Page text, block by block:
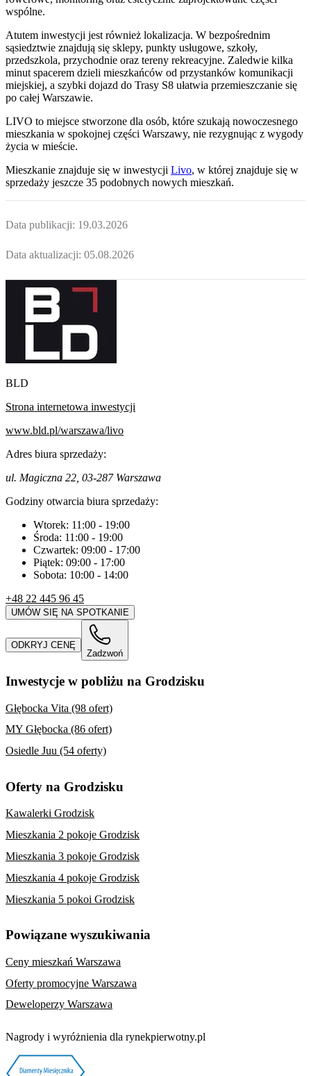
wspólne.
Atutem inwestycji jest również lokalizacja. W bezpośrednim
sąsiedztwie znajdują się sklepy, punkty usługowe, szkoły,
przedszkola, przychodnie oraz tereny rekreacyjne. Zaledwie kilka
minut spacerem dzieli mieszkańców od przystanków komunikacji
miejskiej, a szybki dojazd do Trasy S8 ułatwia przemieszczanie się
po całej Warszawie.
LIVO to miejsce stworzone dla osób, które szukają nowoczesnego
mieszkania w spokojnej części Warszawy, nie rezygnując z wygody
życia w mieście.
Mieszkanie znajduje się w inwestycji Livo, w której znajduje się w
sprzedaży jeszcze 35 podobnych nowych mieszkań.
Data publikacji: 19.03.2026
Data aktualizacji: 05.08.2026
BLD
Strona internetowa inwestycji
www.bld.pl/warszawa/livo
Adres biura sprzedaży:
ul. Magiczna 22, 03-287 Warszawa
Godziny otwarcia biura sprzedaży:
Wtorek: 11:00 - 19:00
Środa: 11:00 - 19:00
Czwartek: 09:00 - 17:00
Piątek: 09:00 - 17:00
Sobota: 10:00 - 14:00
+48 22 445 96 45
UMÓW SIĘ NA SPOTKANIE
ODKRYJ CENĘ
Zadzwoń
Inwestycje w pobliżu na Grodzisku
Głębocka Vita (98 ofert)
MY Głębocka (86 ofert)
Osiedle Juu (54 oferty)
Oferty na Grodzisku
Kawalerki Grodzisk
Mieszkania 2 pokoje Grodzisk
Mieszkania 3 pokoje Grodzisk
Mieszkania 4 pokoje Grodzisk
Mieszkania 5 pokoi Grodzisk
Powiązane wyszukiwania
Ceny mieszkań Warszawa
Oferty promocyjne Warszawa
Deweloperzy Warszawa
Nagrody i wyróżnienia dla rynekpierwotny.pl